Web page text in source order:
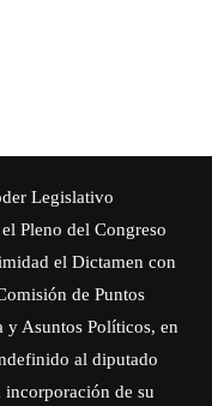
Legislativo
Pleno del Congreso
el Dictamen con
de Puntos
y Asuntos Políticos, en
al diputado
de su